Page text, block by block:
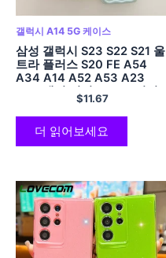
갤럭시 A14 5G 케이스
삼성 갤럭시 S23 S22 S21 울
트라 플러스 S20 FE A54
A34 A14 A52 A53 A23
A24 캔디 컬러 소프트 커버
용 고급 물결 모양의 가장자
리 전화 케이스
$11.67
더 읽어보세요